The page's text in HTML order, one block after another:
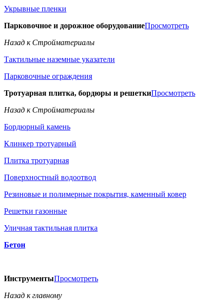
Укрывные пленки
Парковочное и дорожное оборудованиеПросмотреть
Назад к Стройматериалы
Тактильные наземные указатели
Парковочные ограждения
Тротуарная плитка, бордюры и решеткиПросмотреть
Назад к Стройматериалы
Бордюрный камень
Клинкер тротуарный
Плитка тротуарная
Поверхностный водоотвод
Резиновые и полимерные покрытия, каменный ковер
Решетки газонные
Уличная тактильная плитка
Бетон
ИнструментыПросмотреть
Назад к главному